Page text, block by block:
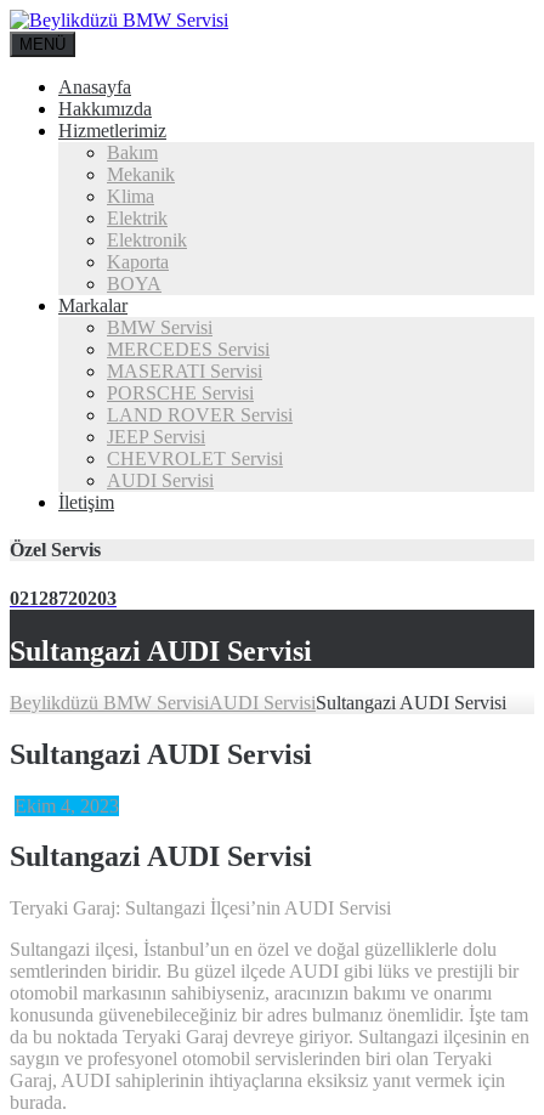
MENÜ
Anasayfa
Hakkımızda
Hizmetlerimiz
Bakım
Mekanik
Klima
Elektrik
Elektronik
Kaporta
BOYA
Markalar
BMW Servisi
MERCEDES Servisi
MASERATI Servisi
PORSCHE Servisi
LAND ROVER Servisi
JEEP Servisi
CHEVROLET Servisi
AUDI Servisi
İletişim
Özel Servis
02128720203
Sultangazi AUDI Servisi
Beylikdüzü BMW ServisiAUDI ServisiSultangazi AUDI Servisi
Sultangazi AUDI Servisi
Ekim 4, 2023
Sultangazi AUDI Servisi
Teryaki Garaj: Sultangazi İlçesi’nin AUDI Servisi
Sultangazi ilçesi, İstanbul’un en özel ve doğal güzelliklerle dolu
semtlerinden biridir. Bu güzel ilçede AUDI gibi lüks ve prestijli bir
otomobil markasının sahibiyseniz, aracınızın bakımı ve onarımı
konusunda güvenebileceğiniz bir adres bulmanız önemlidir. İşte tam
da bu noktada Teryaki Garaj devreye giriyor. Sultangazi ilçesinin en
saygın ve profesyonel otomobil servislerinden biri olan Teryaki
Garaj, AUDI sahiplerinin ihtiyaçlarına eksiksiz yanıt vermek için
burada.